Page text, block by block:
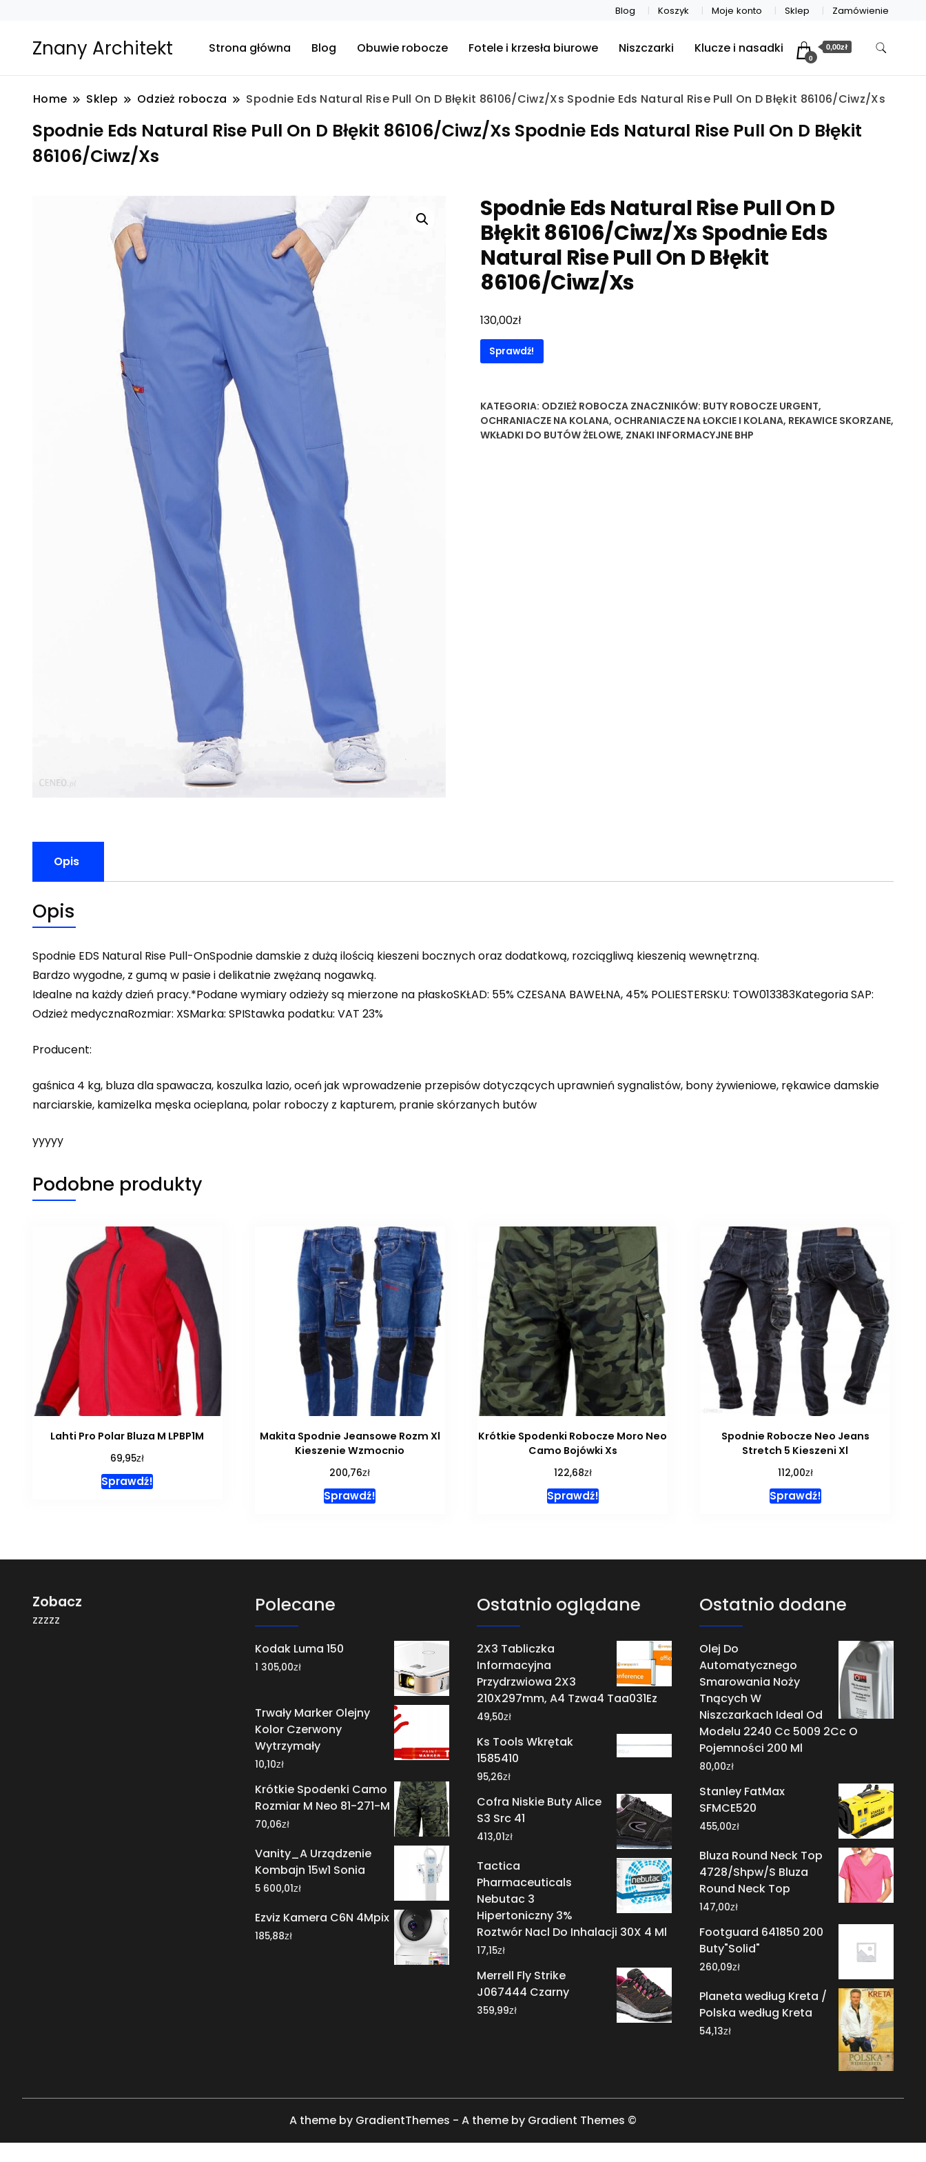
Blog Koszyk Moje konto Sklep Zamówienie
Znany Architekt Strona główna Blog Obuwie robocze Fotele i krzesła biurowe Niszczarki Klucze i nasadki
0
0,00zł
Home Sklep Odzież robocza Spodnie Eds Natural Rise Pull On D Błękit 86106/Ciwz/Xs Spodnie Eds Natural Rise Pull On D Błękit 86106/Ciwz/Xs
Spodnie Eds Natural Rise Pull On D Błękit 86106/Ciwz/Xs Spodnie Eds Natural Rise Pull On D Błękit
86106/Ciwz/Xs
Spodnie Eds Natural Rise Pull On D
Błękit 86106/Ciwz/Xs Spodnie Eds
Natural Rise Pull On D Błękit
86106/Ciwz/Xs
130,00zł
Sprawdź!
KATEGORIA: ODZIEŻ ROBOCZA ZNACZNIKÓW: BUTY ROBOCZE URGENT,
OCHRANIACZE NA KOLANA, OCHRANIACZE NA ŁOKCIE I KOLANA, REKAWICE SKORZANE,
WKŁADKI DO BUTÓW ŻELOWE, ZNAKI INFORMACYJNE BHP
Opis
Opis
Spodnie EDS Natural Rise Pull-OnSpodnie damskie z dużą ilością kieszeni bocznych oraz dodatkową, rozciągliwą kieszenią wewnętrzną.
Bardzo wygodne, z gumą w pasie i delikatnie zwężaną nogawką.
Idealne na każdy dzień pracy.*Podane wymiary odzieży są mierzone na płaskoSKŁAD: 55% CZESANA BAWEŁNA, 45% POLIESTERSKU: TOW013383Kategoria SAP:
Odzież medycznaRozmiar: XSMarka: SPIStawka podatku: VAT 23%
Producent:
gaśnica 4 kg, bluza dla spawacza, koszulka lazio, oceń jak wprowadzenie przepisów dotyczących uprawnień sygnalistów, bony żywieniowe, rękawice damskie
narciarskie, kamizelka męska ocieplana, polar roboczy z kapturem, pranie skórzanych butów
yyyyy
Podobne produkty
Lahti Pro Polar Bluza M LPBP1M
69,95zł
Sprawdź!
Makita Spodnie Jeansowe Rozm Xl
Kieszenie Wzmocnio
200,76zł
Sprawdź!
Krótkie Spodenki Robocze Moro Neo
Camo Bojówki Xs
122,68zł
Sprawdź!
Spodnie Robocze Neo Jeans
Stretch 5 Kieszeni Xl
112,00zł
Sprawdź!
Zobacz
zzzzz
Polecane
Kodak Luma 150
1 305,00zł
Trwały Marker Olejny
Kolor Czerwony
Wytrzymały
10,10zł
Krótkie Spodenki Camo
Rozmiar M Neo 81-271-M
70,06zł
Vanity_A Urządzenie
Kombajn 15w1 Sonia
5 600,01zł
Ezviz Kamera C6N 4Mpix
185,88zł
Ostatnio oglądane
2X3 Tabliczka
Informacyjna
Przydrzwiowa 2X3
210X297mm, A4 Tzwa4 Taa031Ez
49,50zł
Ks Tools Wkrętak
1585410
95,26zł
Cofra Niskie Buty Alice
S3 Src 41
413,01zł
Tactica
Pharmaceuticals
Nebutac 3
Hipertoniczny 3%
Roztwór Nacl Do Inhalacji 30X 4 Ml
17,15zł
Merrell Fly Strike
J067444 Czarny
359,99zł
Ostatnio dodane
Olej Do
Automatycznego
Smarowania Noży
Tnących W
Niszczarkach Ideal Od
Modelu 2240 Cc 5009 2Cc O
Pojemności 200 Ml
80,00zł
Stanley FatMax
SFMCE520
455,00zł
Bluza Round Neck Top
4728/Shpw/S Bluza
Round Neck Top
147,00zł
Footguard 641850 200
Buty"Solid"
260,09zł
Planeta według Kreta /
Polska według Kreta
54,13zł
A theme by GradientThemes - A theme by Gradient Themes ©